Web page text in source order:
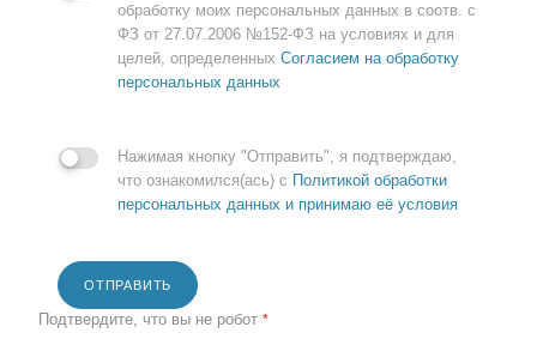
обработку моих персональных данных в соотв. с
ФЗ от 27.07.2006 №152-ФЗ на условиях и для
целей, определенных Согласием на обработку
персональных данных
Нажимая кнопку "Отправить", я подтверждаю,
что ознакомился(ась) с Политикой обработки
персональных данных и принимаю её условия
ОТПРАВИТЬ
Подтвердите, что вы не робот *